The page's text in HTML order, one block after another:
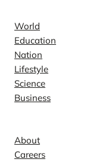
World
Education
Nation
Lifestyle
Science
Business
About
Careers